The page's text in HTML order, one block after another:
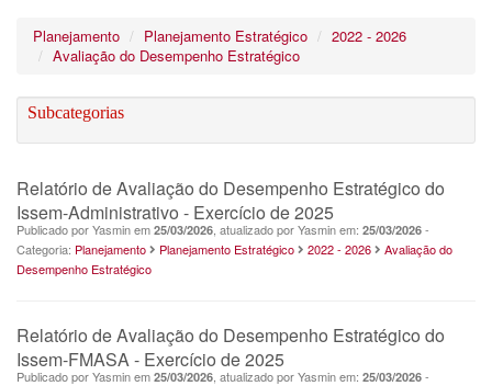
Planejamento Planejamento Estratégico
2022 - 2026
Avaliação do Desempenho Estratégico
Subcategorias
Relatório de Avaliação do Desempenho Estratégico do
Issem-Administrativo - Exercício de 2025
Publicado por Yasmin em 25/03/2026 , atualizado por Yasmin em: 25/03/2026 -
Categoria: Planejamento Planejamento Estratégico 2022 - 2026
Avaliação do
Desempenho Estratégico
Relatório de Avaliação do Desempenho Estratégico do
Issem-FMASA - Exercício de 2025
Publicado por Yasmin em 25/03/2026 , atualizado por Yasmin em: 25/03/2026 -